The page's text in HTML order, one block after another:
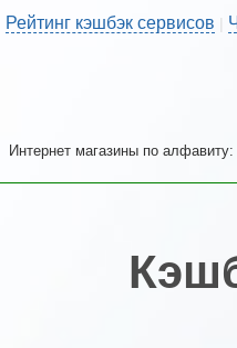
Рейтинг кэшбэк сервисов |
Интернет магазины по алфавиту: